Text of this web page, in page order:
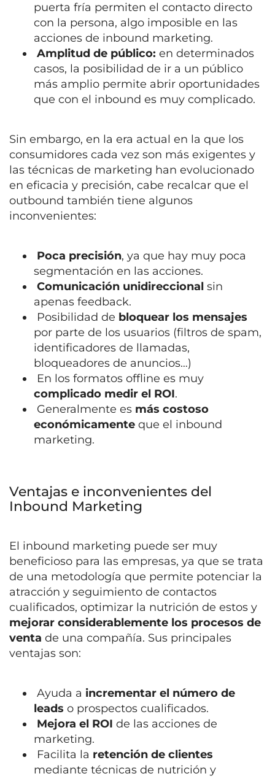
puerta fría permiten el contacto directo
con la persona, algo imposible en las
acciones de inbound marketing.
Amplitud de público: en determinados
casos, la posibilidad de ir a un público
más amplio permite abrir oportunidades
que con el inbound es muy complicado.
Sin embargo, en la era actual en la que los
consumidores cada vez son más exigentes y
las técnicas de marketing han evolucionado
en eficacia y precisión, cabe recalcar que el
outbound también tiene algunos
inconvenientes:
Poca precisión, ya que hay muy poca
segmentación en las acciones.
Comunicación unidireccional sin
apenas feedback.
Posibilidad de bloquear los mensajes
por parte de los usuarios (filtros de spam,
identificadores de llamadas,
bloqueadores de anuncios…)
En los formatos offline es muy
complicado medir el ROI.
Generalmente es más costoso
económicamente que el inbound
marketing.
Ventajas e inconvenientes del
Inbound Marketing
El inbound marketing puede ser muy
beneficioso para las empresas, ya que se trata
de una metodología que permite potenciar la
atracción y seguimiento de contactos
cualificados, optimizar la nutrición de estos y
mejorar considerablemente los procesos de
venta de una compañía. Sus principales
ventajas son:
Ayuda a incrementar el número de
leads o prospectos cualificados.
Mejora el ROI de las acciones de
marketing.
Facilita la retención de clientes
mediante técnicas de nutrición y